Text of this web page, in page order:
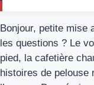
Bonjour, petite mise
les questions ? Le
pied, la cafetière
histoires de pelouse